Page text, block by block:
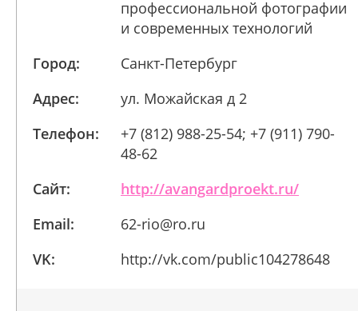
профессиональной фотографии
и современных технологий
Город:
Санкт-Петербург
Адрес:
ул. Можайская д 2
Телефон:
+7 (812) 988-25-54; +7 (911) 790-
48-62
Сайт:
http://avangardproekt.ru/
Email:
62-rio@ro.ru
VK:
http://vk.com/public104278648